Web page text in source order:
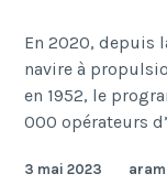
En 2020, depuis
navire à
en 1952, le
000 opérateurs
3 mai 2023